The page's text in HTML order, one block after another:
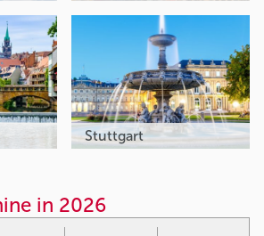
Stuttgart
in 2026